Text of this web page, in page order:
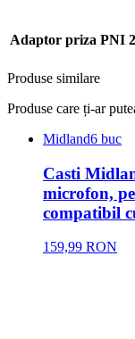
Adaptor priza PNI
Produse similare
Produse care ți-ar
Midland6 buc
Casti
microfon,
compatibil
159,99 RON